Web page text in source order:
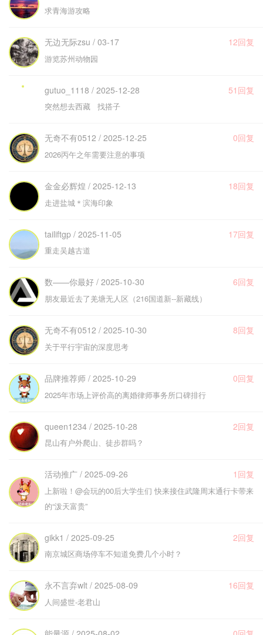
求青海游攻略
无边无际zsu / 03-17 12回复
游览苏州动物园
gutuo_1118 / 2025-12-28 51回复
突然想去西藏 找搭子
无奇不有0512 / 2025-12-25 0回复
2026丙午之年需要注意的事项
金金必辉煌 / 2025-12-13 18回复
走进盐城＊滨海印象
tailiftgp / 2025-11-05 17回复
重走吴越古道
数——你最好 / 2025-10-30 6回复
朋友最近去了羌塘无人区（216国道新--新藏线）
无奇不有0512 / 2025-10-30 8回复
关于平行宇宙的深度思考
品牌推荐师 / 2025-10-29 0回复
2025年市场上评价高的离婚律师事务所口碑排行
queen1234 / 2025-10-28 2回复
昆山有户外爬山、徒步群吗？
活动推广 / 2025-09-26 1回复
上新啦！@会玩的00后大学生们 快来接住武隆周末通行卡带来
的“泼天富贵”
gikk1 / 2025-09-25 2回复
南京城区商场停车不知道免费几个小时？
永不言弃wlt / 2025-08-09 16回复
人间盛世-老君山